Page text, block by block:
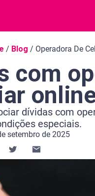
/ Blog / Operadora De
com
dívidas com
especiais.
setembro de 2025